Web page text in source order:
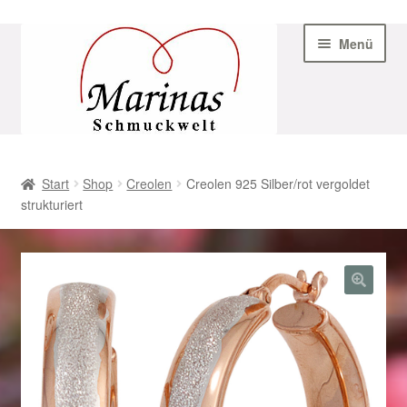
Navigation
Menü
AGB
Beispiel-Seite
Datenschutz
Geschenke zu Ostern 2023
Geschenke zu Ostern 2024
Start Shop Creolen
Creolen 925 Silber/rot vergoldet
strukturiert